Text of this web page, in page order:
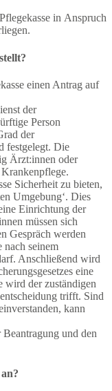
in Anspruch
einen Antrag auf
der
Person
der
festgelegt. Die
Ärzt:innen oder
Sicherheit zu bieten,
Umgebung‘. Dies
Einrichtung der
müssen sich
Gespräch werden
nach seinem
Anschließend wird
eine
wird der zuständigen
trifft. Sind
kann
und den